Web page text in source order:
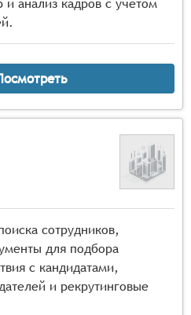
анализ кадров с учётом
сотрудников,
для подбора
с кандидатами,
и рекрутинговые